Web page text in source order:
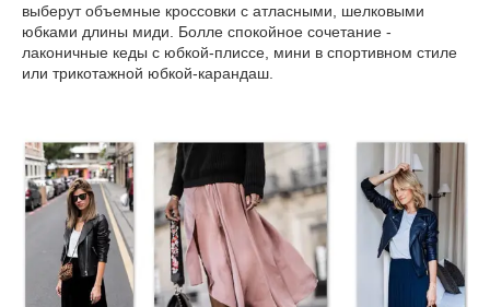
выберут объемные кроссовки с атласными, шелковыми
юбками длины миди. Болле спокойное сочетание -
лаконичные кеды с юбкой-плиссе, мини в спортивном стиле
или трикотажной юбкой-карандаш.